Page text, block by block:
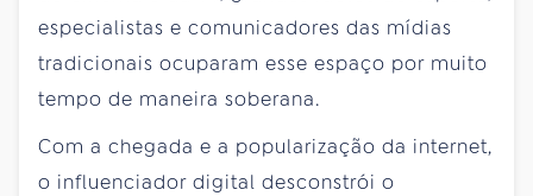
especialistas e comunicadores das mídias
tradicionais ocuparam esse espaço por muito
tempo de maneira soberana.
Com a chegada e a popularização da internet,
o influenciador digital desconstrói o